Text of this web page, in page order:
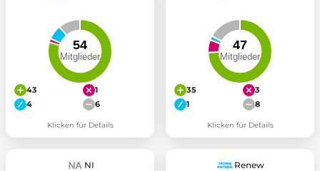
43
1
4
6
Klicken für Details
35
3
1
8
Klicken für Details
NI Renew